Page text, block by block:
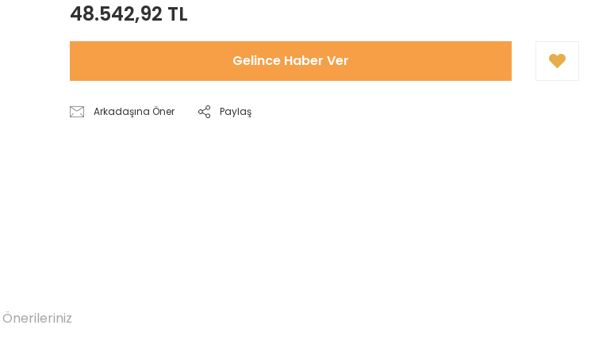
48.542,92 TL
Gelince Haber Ver
Arkadaşına Öner Paylaş
Önerileriniz